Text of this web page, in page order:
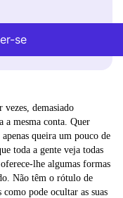
se
vezes, demasiado
a mesma conta. Quer
queira um pouco de
toda a gente veja todas
lhe algumas formas
Não têm o rótulo de
pode ocultar as suas